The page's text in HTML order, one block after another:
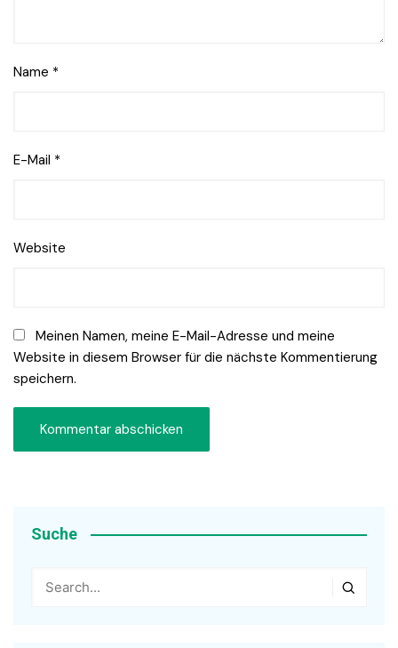
Name *
E-Mail *
Website
Meinen Namen, meine E-Mail-Adresse und meine
Website in diesem Browser für die nächste Kommentierung
speichern.
Suche